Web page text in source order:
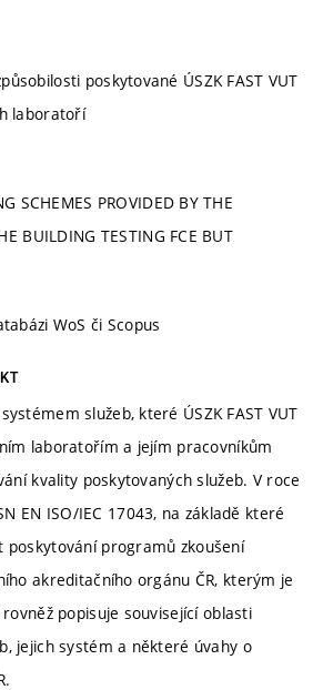
poskytované ÚSZK FAST VUT
laboratoří
SCHEMES PROVIDED BY THE
BUILDING TESTING FCE BUT
WoS či Scopus
služeb, které ÚSZK FAST VUT
laboratořím a jejím pracovníkům
kvality poskytovaných služeb. V roce
EN ISO/IEC 17043, na základě které
poskytování programů zkoušení
akreditačního orgánu ČR, kterým je
popisuje související oblasti
jejich systém a některé úvahy o